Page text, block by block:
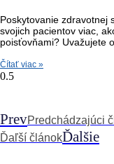
Poskytovanie zdravotnej
svojich pacientov viac,
poisťovňami? Uvažujete
Čítať viac »
PrevPredchádzajúci
Ďaľší článokĎalšie